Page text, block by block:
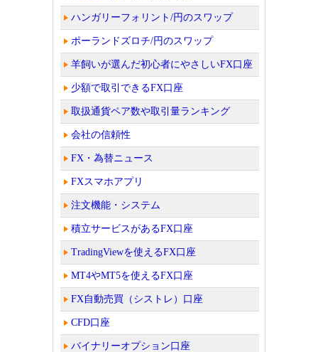
ハンガリーフォリント/円のスワップ
ポーランドズロチ/円のスワップ
羊飼いが選んだ初心者にやさしいFX口座
少額で取引できるFX口座
取扱通貨ペア数や取引量ランキング
会社の信頼性
FX・為替ニュース
FXスマホアプリ
注文機能・システム
積立サービスがあるFX口座
TradingViewを使えるFX口座
MT4やMT5を使えるFX口座
FX自動売買（シストレ）口座
CFD口座
バイナリーオプション口座